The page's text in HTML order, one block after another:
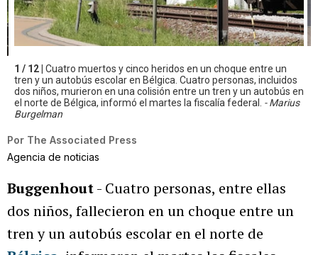
1 / 12 | Cuatro muertos y cinco heridos en un choque entre un
tren y un autobús escolar en Bélgica. Cuatro personas, incluidos
dos niños, murieron en una colisión entre un tren y un autobús en
el norte de Bélgica, informó el martes la fiscalía federal.
- Marius
Burgelman
Por The Associated Press
Agencia de noticias
Buggenhout- Cuatro personas, entre ellas
dos niños, fallecieron en un choque entre un
tren y un autobús escolar en el norte de